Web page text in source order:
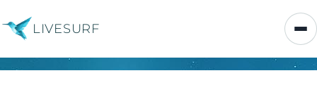
LIVESURF